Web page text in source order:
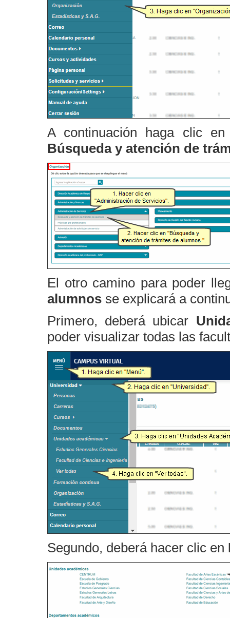
A continuación haga clic
Búsqueda y atención de
El otro camino para poder
alumnos se explicará a
Primero, deberá ubicar
poder visualizar todas las
Segundo, deberá hacer clic en